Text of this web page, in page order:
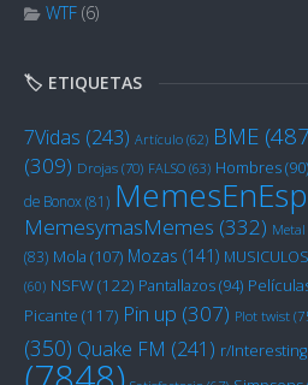
WTF (6)
🏷️ ETIQUETAS
7Vidas (243) Artículo (62) BME
(309) Drojas (70) FALSO (63) Hombres(90)
de Bonox(81)
MemesymasMemes (332) Metal
(83) Mola (107) Mozas (141) MUSICULOS
(60) NSFW(122) Pantallazos(94)
Picante (117) Pin up (307) Plot twist
(350) Quake FM (241) r/Interesting